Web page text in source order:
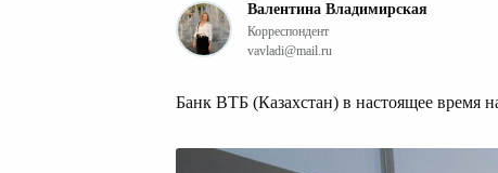
Валентина Владимирская
Корреспондент
vavladi@mail.ru
Банк ВТБ (Казахстан) в настоящее время